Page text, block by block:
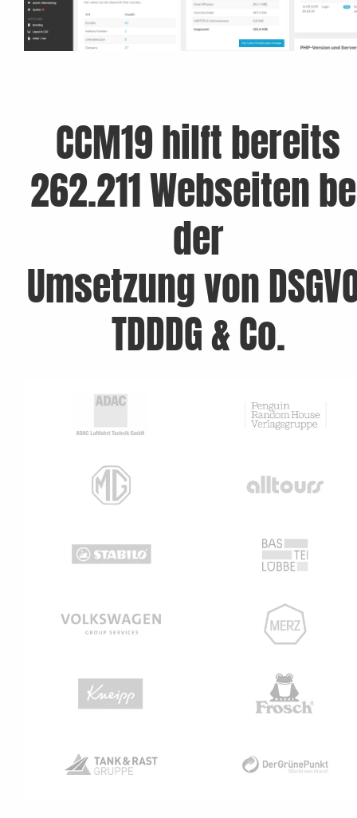
CCM19 hilft bereits
262.211 Webseiten
der
Umsetzung von
TDDDG & Co.